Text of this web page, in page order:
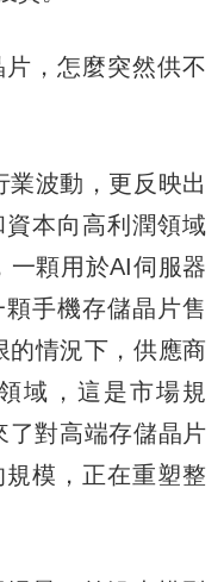
，怎麼突然供不
波動，更反映出
本向高利潤領域
一顆用於AI伺服器
手機存儲晶片售
的情況下，供應商
域，這是市場規
了對高端存儲晶片
模，正在重塑整